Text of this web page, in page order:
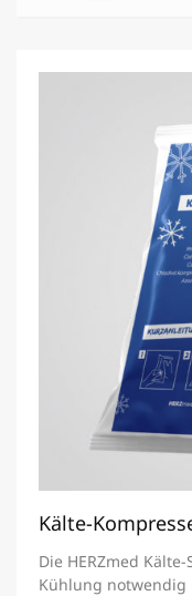
Kälte-
Die HERZmed
Kühlung notwendig